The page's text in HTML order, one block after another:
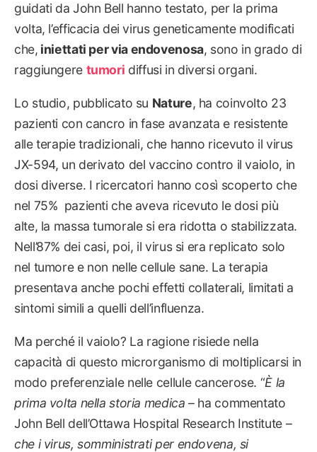
guidati da John Bell hanno testato, per la prima
volta, l’efficacia dei virus geneticamente modificati
che, iniettati per via endovenosa, sono in grado di
raggiungere tumori diffusi in diversi organi.
Lo studio, pubblicato su Nature, ha coinvolto 23
pazienti con cancro in fase avanzata e resistente
alle terapie tradizionali, che hanno ricevuto il virus
JX-594, un derivato del vaccino contro il vaiolo, in
dosi diverse. I ricercatori hanno così scoperto che
nel 75% pazienti che aveva ricevuto le dosi più
alte, la massa tumorale si era ridotta o stabilizzata.
Nell’87% dei casi, poi, il virus si era replicato solo
nel tumore e non nelle cellule sane. La terapia
presentava anche pochi effetti collaterali, limitati a
sintomi simili a quelli dell’influenza.
Ma perché il vaiolo? La ragione risiede nella
capacità di questo microrganismo di moltiplicarsi in
modo preferenziale nelle cellule cancerose. “È la
prima volta nella storia medica – ha commentato
John Bell dell’Ottawa Hospital Research Institute –
che i virus, somministrati per endovena, si